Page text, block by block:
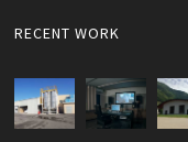
RECENT WORK